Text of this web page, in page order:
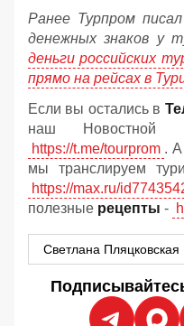
Ранее Турпром
денежных знаков у
деньги российских
прямо на рейсах в
Если вы остались в
наш Новостной
https://t.me/tourprom .
мы транслируем
https://max.ru/
полезные рецепты -
Светлана Пляцковская